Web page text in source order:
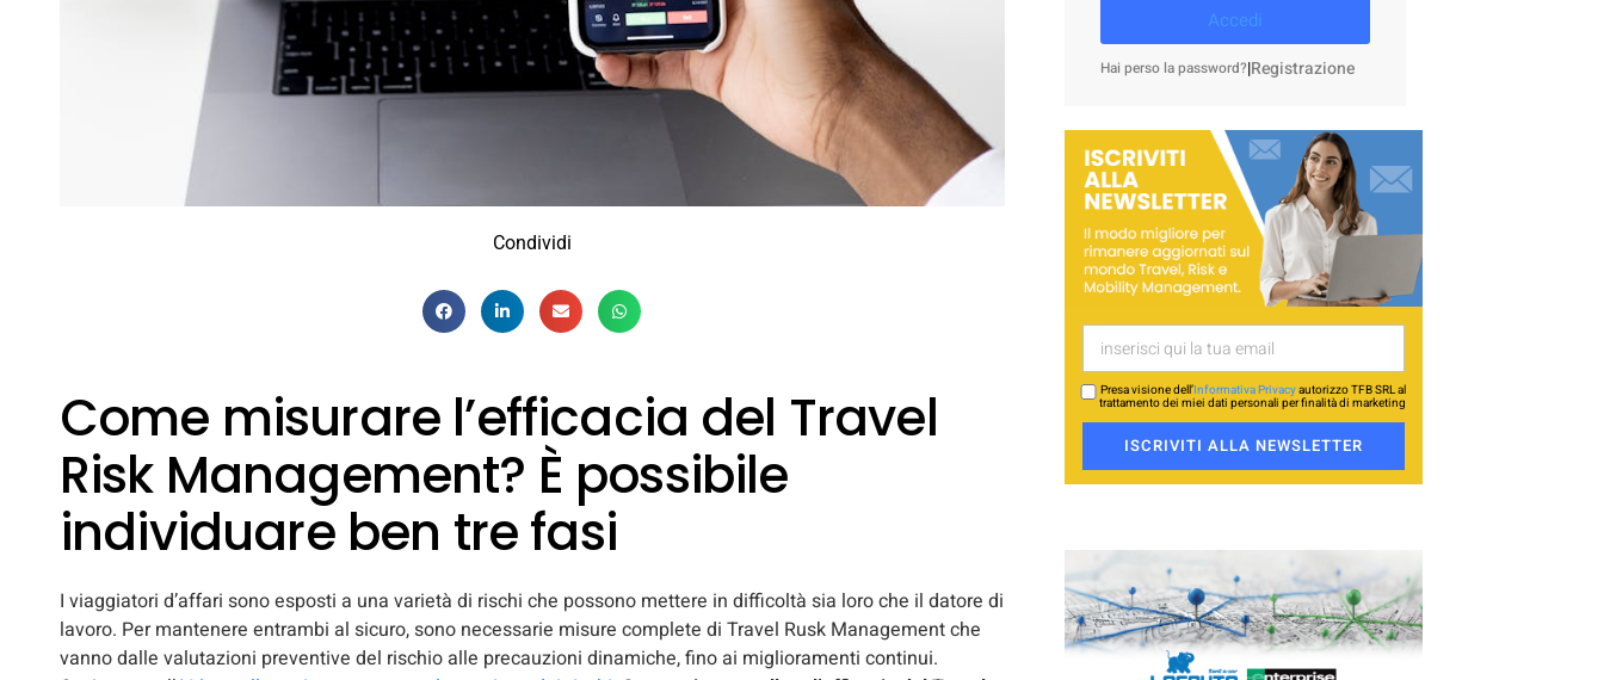
Condividi
Come misurare l’efficacia del Travel
Risk Management? È possibile
individuare ben tre fasi
I viaggiatori d’affari sono esposti a una varietà di rischi che possono mettere in difficoltà sia loro che il datore di
lavoro. Per mantenere entrambi al sicuro, sono necessarie misure complete di Travel Rusk Management che
vanno dalle valutazioni preventive del rischio alle precauzioni dinamiche, fino ai miglioramenti continui.
Accedi
Hai perso la password?|Registrazione
Presa visione dell’Informativa Privacyautorizzo TFB SRL al
trattamento dei miei dati personali per finalità di marketing
ISCRIVITI ALLA NEWSLETTER